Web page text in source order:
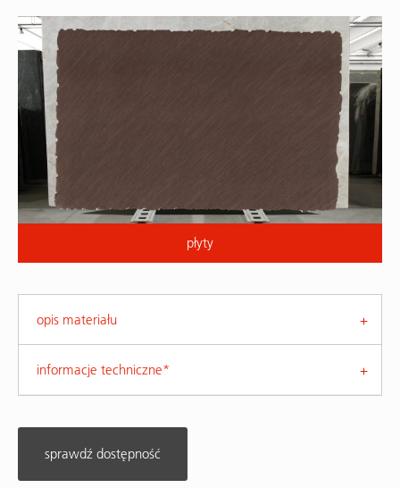
płyty
opis materiału
informacje techniczne*
sprawdź dostępność